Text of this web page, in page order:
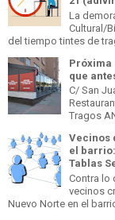
La
Cultural/
del tiempo tintes de
Próxima
que
C/ San
Tragos
Vecinos
el
Tablas
Contra lo
vecinos
Nuevo Norte en el